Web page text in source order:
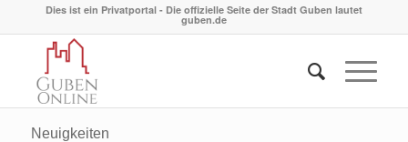
Dies ist ein Privatportal - Die offizielle Seite der Stadt Guben lautet
guben.de
Neuigkeiten